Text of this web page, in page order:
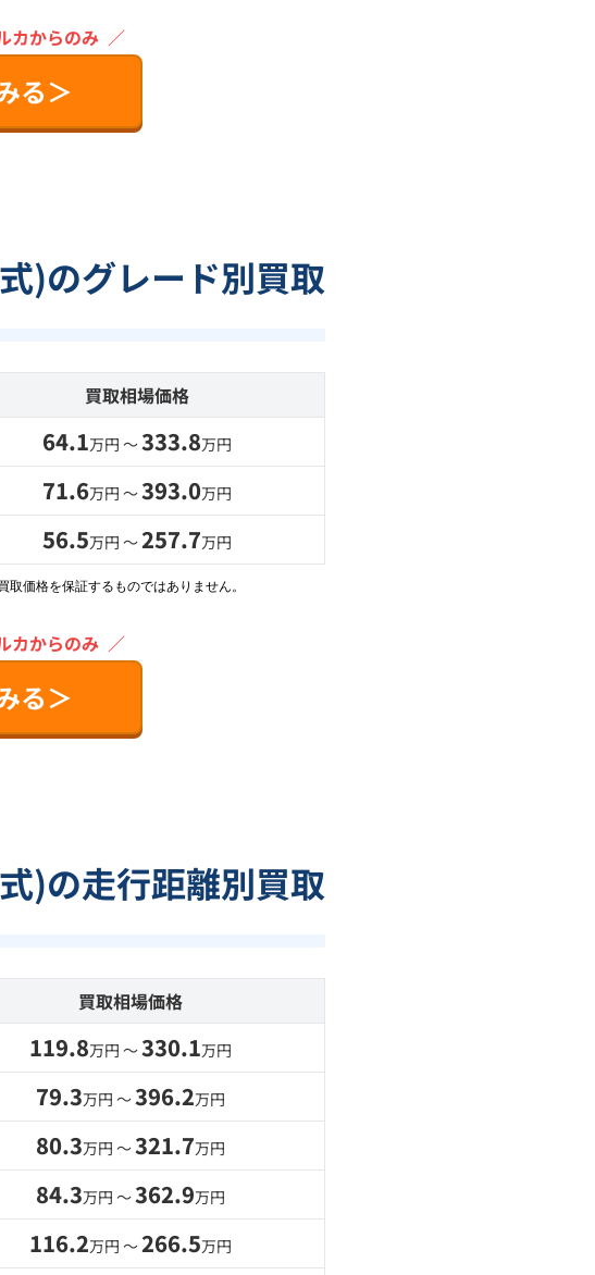
カからのみ ／
る＞
)のグレード別買取
買取相場価格
64.1万円 〜333.8万円
71.6万円 〜393.0万円
56.5万円 〜257.7万円
価格を保証するものではありません。
カからのみ ／
る＞
)の走行距離別買取
買取相場価格
119.8万円 〜330.1万円
79.3万円 〜396.2万円
80.3万円 〜321.7万円
84.3万円 〜362.9万円
116.2万円 〜266.5万円